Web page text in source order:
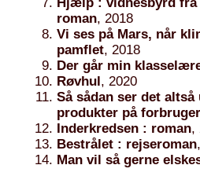
roman, 2018
Vi ses på Mars, når
pamflet, 2018
Der går min
Røvhul, 2020
Så sådan ser det
produkter på
Inderkredsen : roman,
Bestrålet : rejseroman
Man vil så gerne